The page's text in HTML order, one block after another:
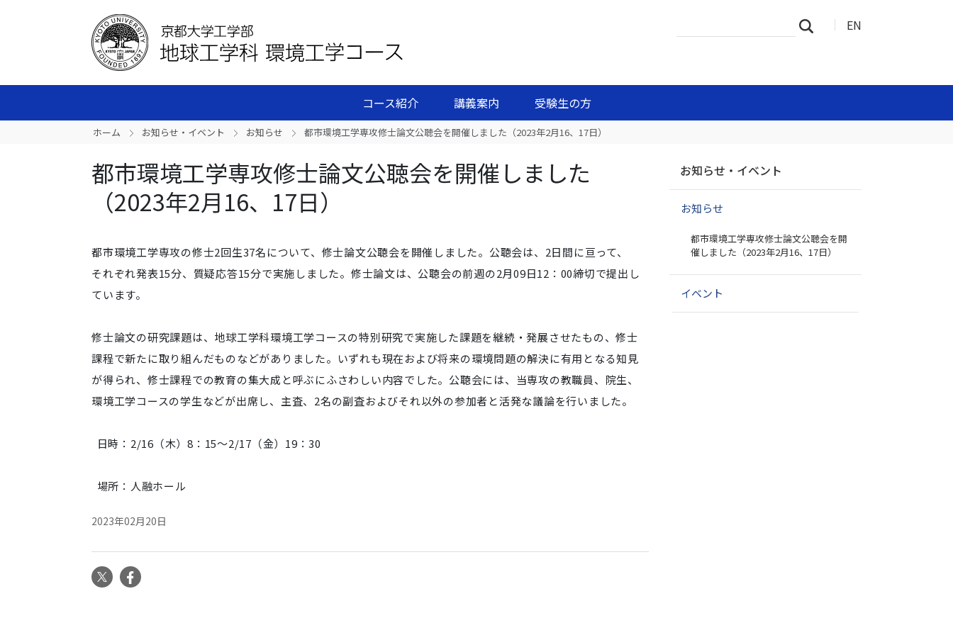
EN
コース紹介 講義案内 受験生の方
イ
細
ホーム お知らせ・イベント お知らせ 都市環境工学専攻修士論文公聴会を開催しました（2023年2月16、17日）
都市環境工学専攻修士論文公聴会を開催しました
（2023年2月16、17日）
都市環境工学専攻の修士2回生37名について、修士論文公聴会を開催しました。公聴会は、2日間に亘って、
それぞれ発表15分、 質疑応答15分で実施しました。修士論文は、 公聴会の前週の2月09日12：00締切で提出し
ています。
修士論文の研究課題は、地球工学科環境工学コースの特別研究で実施した課題を継続・発展させたもの、修士
課程で新たに取り組んだものなどがありました。いずれも現在および将来の環境問題の解決に有用となる知見
が得られ、 修士課程での教育の集大成と呼ぶにふさわしい内容でした。公聴会には、当専攻の教職員、院生、
環境工学コースの学生などが出席し、主査、2名の副査およびそれ以外の参加者と活発な議論を行いま した。
日時：2/16（木）8：15～2/17（金）19：30
場所：人融ホール
2023年02月20日
X
ゲ
お知らせ・イベント
お知らせ
都市環境工学専攻修士論文公聴会を開
催しました（2023年2月16、17日）
イベント